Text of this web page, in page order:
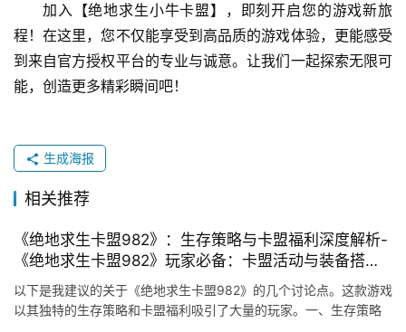
加入【绝地求生小牛卡盟】，即刻开启您的游戏新旅
程！在这里，您不仅能享受到高品质的游戏体验，更能感受
到来自官方授权平台的专业与诚意。让我们一起探索无限可
能，创造更多精彩瞬间吧！
生成海报
相关推荐
《绝地求生卡盟982》：生存策略与卡盟福利深度解析-
《绝地求生卡盟982》玩家必备：卡盟活动与装备搭配
攻略
以下是我建议的关于《绝地求生卡盟982》的几个讨论点。这款游戏
以其独特的生存策略和卡盟福利吸引了大量的玩家。一、生存策略